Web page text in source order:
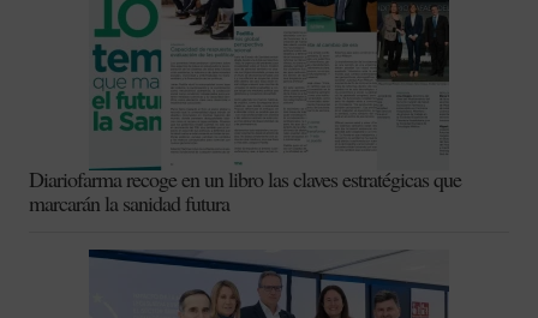
Diariofarma recoge en un libro las claves estratégicas que
marcarán la sanidad futura